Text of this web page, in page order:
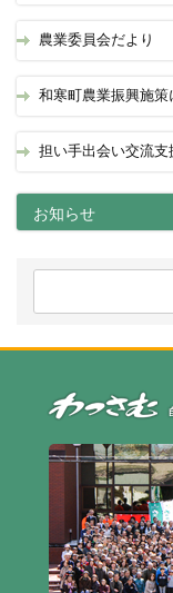
農業委員会だより
和寒町農業振興施
担い手出会い交流支
お知らせ